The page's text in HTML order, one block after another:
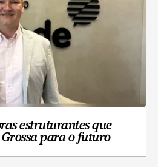
estruturantes que
para o futuro